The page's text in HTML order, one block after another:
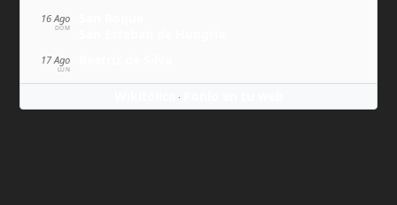
16 Ago
DOM
17 Ago
LUN
·